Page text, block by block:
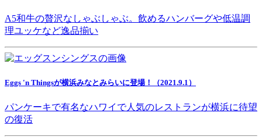
A5和牛の贅沢なしゃぶしゃぶ。飲めるハンバーグや低温調
理ユッケなど逸品揃い
Eggs 'n Thingsが横浜みなとみらいに登場！（2021.9.1）
パンケーキで有名なハワイで人気のレストランが横浜に待望
の復活